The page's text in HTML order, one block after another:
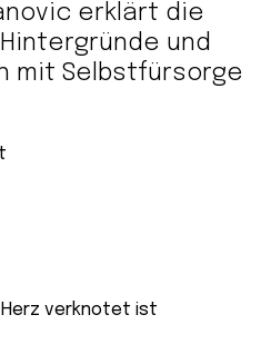
erklärt die
und
mit Selbstfürsorge